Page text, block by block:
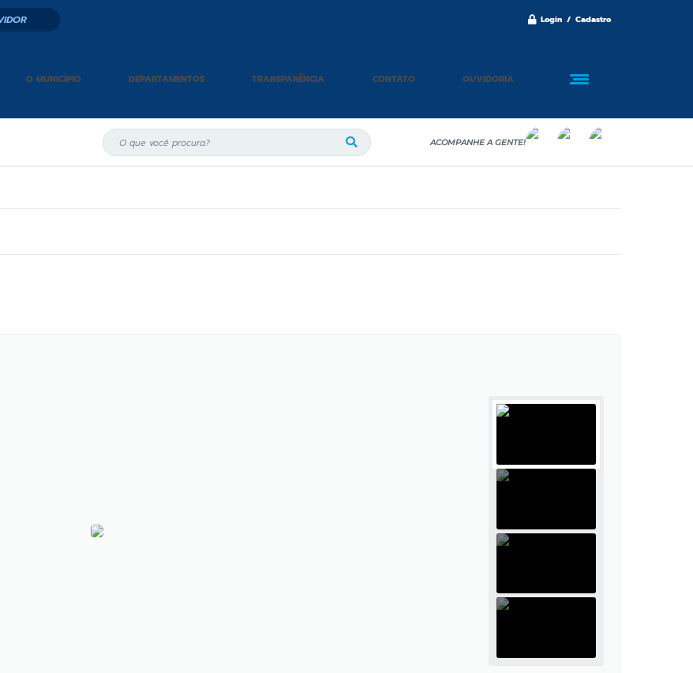
Login / Cadastro
O MUNICÍPIO DEPARTAMENTOS TRANSPARÊNCIA CONTATO OUVIDORIA
ACOMPANHE A GENTE!